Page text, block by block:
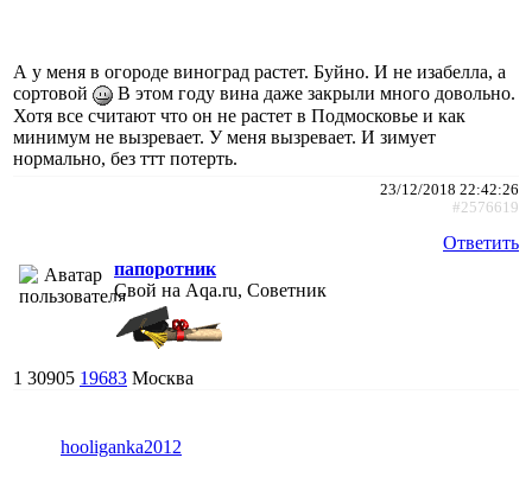
А у меня в огороде виноград растет. Буйно. И не изабелла, а
сортовой
В этом году вина даже закрыли много довольно.
Хотя все считают что он не растет в Подмосковье и как
минимум не вызревает. У меня вызревает. И зимует
нормально, без ттт потерть.
23/12/2018 22:42:26
#2576619
Ответить
папоротник
Свой на Aqa.ru, Советник
1 30905 19683 Москва
hooliganka2012